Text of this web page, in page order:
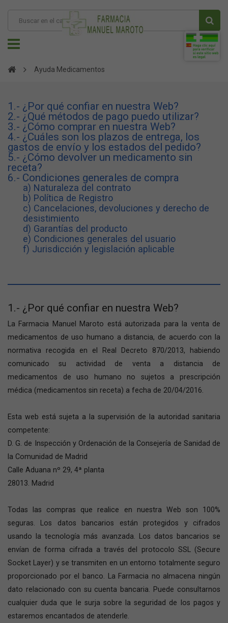
Ayuda Medicamentos
1.- ¿Por qué confiar en nuestra Web?
2.- ¿Qué métodos de pago puedo utilizar?
3.- ¿Cómo comprar en nuestra Web?
4.- ¿Cuáles son los plazos de entrega, los
gastos de envío y los estados del pedido?
5.- ¿Cómo devolver un medicamento sin
receta?
6.- Condiciones generales de compra
a) Naturaleza del contrato
b) Política de Registro
c) Cancelaciones, devoluciones y derecho de
desistimiento
d) Garantías del producto
e) Condiciones generales del usuario
f) Jurisdicción y legislación aplicable
1.- ¿Por qué confiar en nuestra Web?
La Farmacia Manuel Maroto está autorizada para la venta de
medicamentos de uso humano a distancia, de acuerdo con la
normativa recogida en el Real Decreto 870/2013, habiendo
comunicado su actividad de venta a distancia de
medicamentos de uso humano no sujetos a prescripción
médica (medicamentos sin receta) a fecha de 20/04/2016.
Esta web está sujeta a la supervisión de la autoridad sanitaria
competente:
D. G. de Inspección y Ordenación de la Consejería de Sanidad de
la Comunidad de Madrid
Calle Aduana nº 29, 4ª planta
28013. Madrid
Todas las compras que realice en nuestra Web son 100%
seguras. Los datos bancarios están protegidos y cifrados
usando la tecnología más avanzada. Los datos bancarios se
envían de forma cifrada a través del protocolo SSL (Secure
Socket Layer) y se transmiten en un entorno totalmente seguro
proporcionado por el banco. La Farmacia no almacena ningún
dato relacionado con su cuenta bancaria. Puede consultarnos
cualquier duda que le surja sobre la seguridad de los pagos y
estaremos encantados de atenderle.